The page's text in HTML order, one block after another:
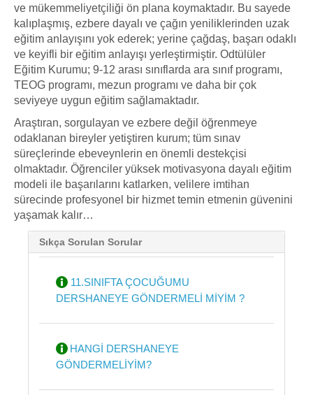
ve mükemmeliyetçiliği ön plana koymaktadır. Bu sayede
kalıplaşmış, ezbere dayalı ve çağın yeniliklerinden uzak
eğitim anlayışını yok ederek; yerine çağdaş, başarı odaklı
ve keyifli bir eğitim anlayışı yerleştirmiştir. Odtülüler
Eğitim Kurumu; 9-12 arası sınıflarda ara sınıf programı,
TEOG programı, mezun programı ve daha bir çok
seviyeye uygun eğitim sağlamaktadır.
Araştıran, sorgulayan ve ezbere değil öğrenmeye
odaklanan bireyler yetiştiren kurum; tüm sınav
süreçlerinde ebeveynlerin en önemli destekçisi
olmaktadır. Öğrenciler yüksek motivasyona dayalı eğitim
modeli ile başarılarını katlarken, velilere imtihan
sürecinde profesyonel bir hizmet temin etmenin güvenini
yaşamak kalır…
Sıkça Sorulan Sorular
11.SINIFTA ÇOCUĞUMU
DERSHANEYE GÖNDERMELİ MİYİM ?
HANGİ DERSHANEYE
GÖNDERMELİYİM?